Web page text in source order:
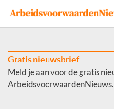
Events
Adverteren
Werkgevers
Contact
Gratis nieuwsbrief
Meld je aan voor de gratis